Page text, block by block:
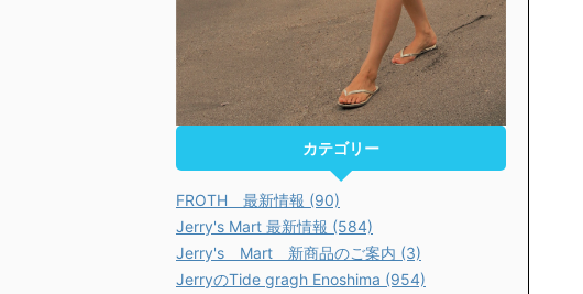
カテゴリー
FROTH 最新情報 (90)
Jerry's Mart 最新情報 (584)
Jerry's Mart 新商品のご案内 (3)
JerryのTide gragh Enoshima (954)